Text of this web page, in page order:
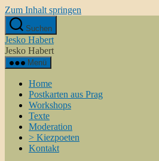
Zum Inhalt springen
Suchen
Jesko Habert
Jesko Habert
Menü
Home
Postkarten aus Prag
Workshops
Texte
Moderation
> Kiezpoeten
Kontakt